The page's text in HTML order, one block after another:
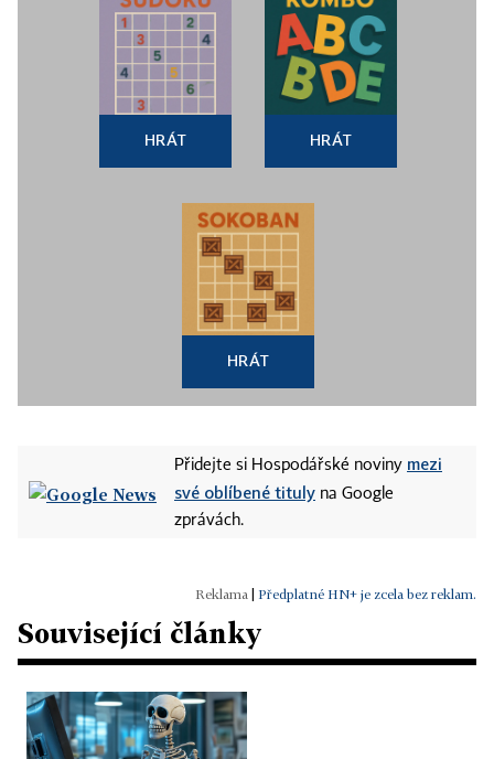
HRÁT HRÁT
HRÁT
Přidejte si Hospodářské noviny mezi
své oblíbené tituly na Google
zprávách.
Předplatné HN+ je zcela bez reklam.
Související články